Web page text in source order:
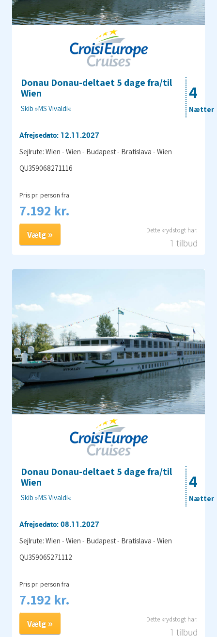
4
Nætter
Donau Donau-deltaet 5 dage fra/til
Wien
Skib »MS Vivaldi«
Afrejsedato: 12.11.2027
Sejlrute: Wien - Wien - Budapest - Bratislava - Wien
QU359068271116
Pris pr. person fra
7.192 kr.
1 tilbud
Vælg
4
Nætter
Donau Donau-deltaet 5 dage fra/til
Wien
Skib »MS Vivaldi«
Afrejsedato: 08.11.2027
Sejlrute: Wien - Wien - Budapest - Bratislava - Wien
QU359065271112
Pris pr. person fra
7.192 kr.
1 tilbud
Vælg